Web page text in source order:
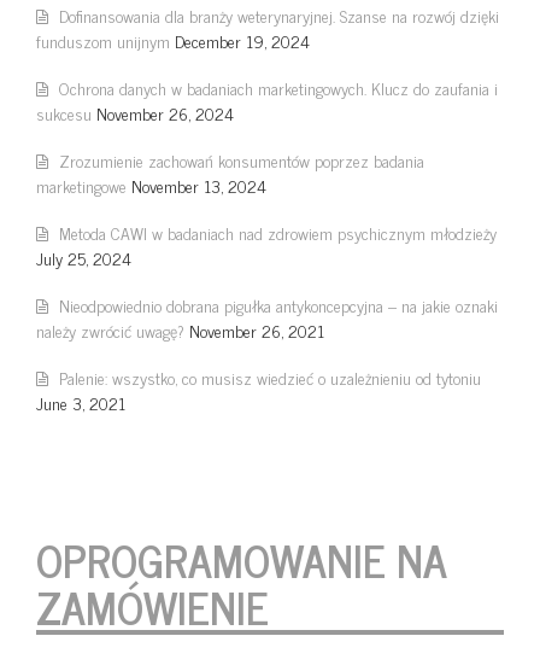
Dofinansowania dla branży weterynaryjnej. Szanse na rozwój dzięki
funduszom unijnym December 19, 2024
Ochrona danych w badaniach marketingowych. Klucz do zaufania i
sukcesu November 26, 2024
Zrozumienie zachowań konsumentów poprzez badania
marketingowe November 13, 2024
Metoda CAWI w badaniach nad zdrowiem psychicznym młodzieży
July 25, 2024
Nieodpowiednio dobrana pigułka antykoncepcyjna – na jakie oznaki
należy zwrócić uwagę? November 26, 2021
Palenie: wszystko, co musisz wiedzieć o uzależnieniu od tytoniu
June 3, 2021
OPROGRAMOWANIE NA
ZAMÓWIENIE